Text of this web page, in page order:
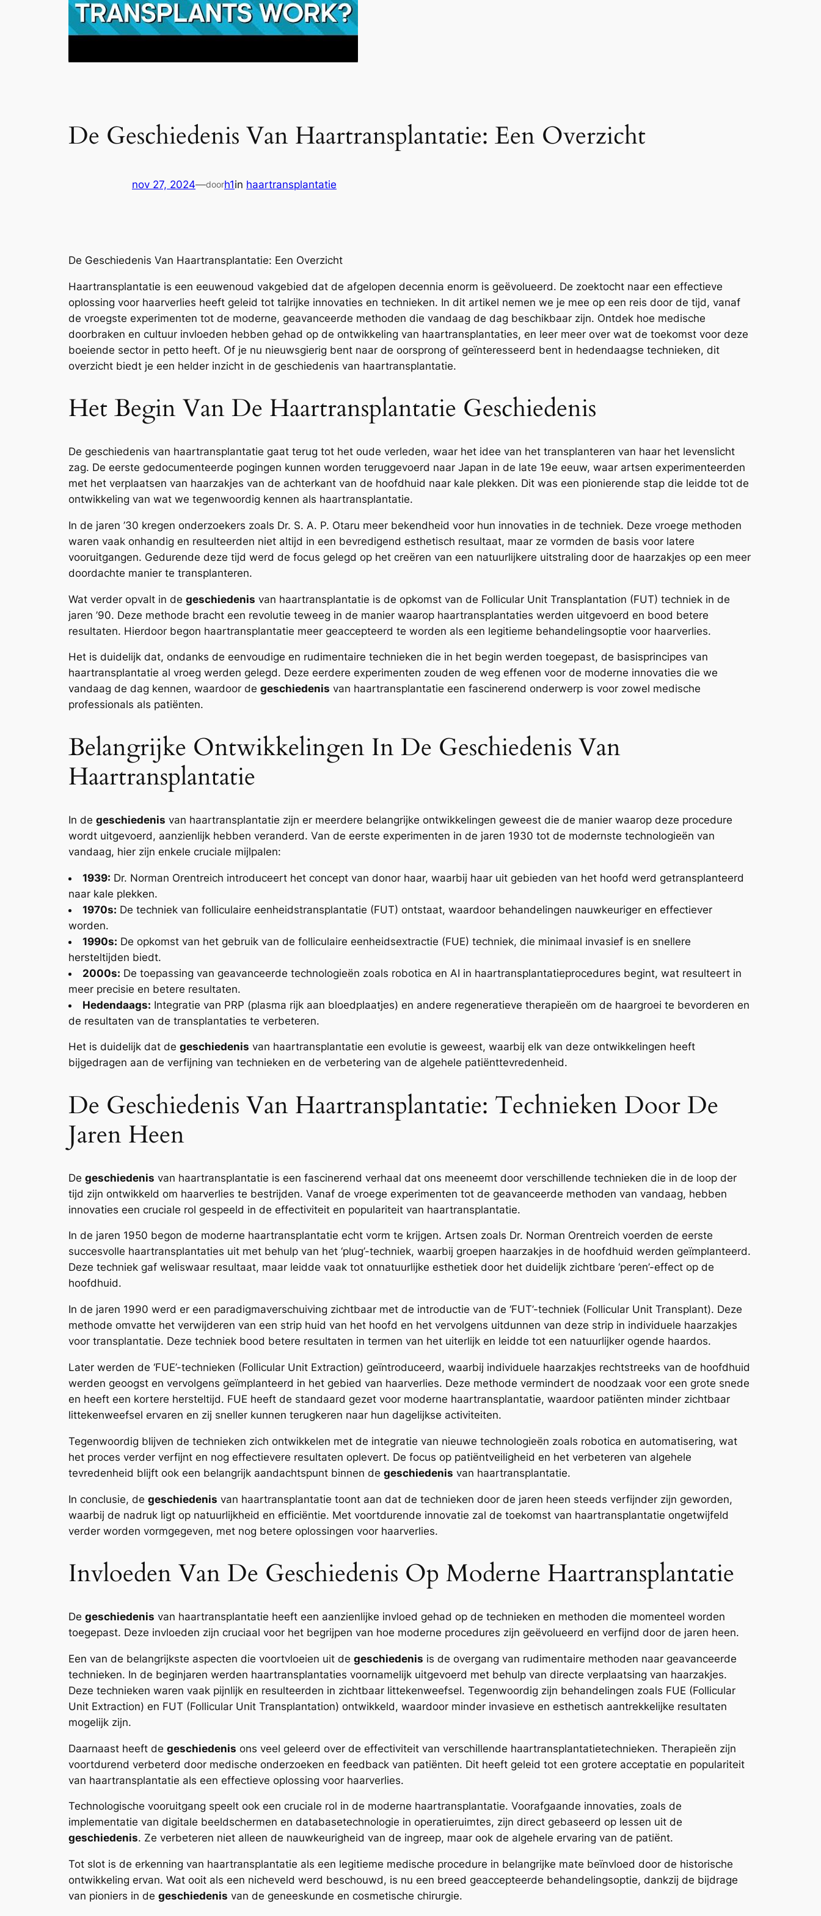
De Geschiedenis Van Haartransplantatie: Een Overzicht
nov 27, 2024—doorh1in haartransplantatie
De Geschiedenis Van Haartransplantatie: Een Overzicht
Haartransplantatie is een eeuwenoud vakgebied dat de afgelopen decennia enorm is geëvolueerd. De zoektocht naar een effectieve
oplossing voor haarverlies heeft geleid tot talrijke innovaties en technieken. In dit artikel nemen we je mee op een reis door de tijd, vanaf
de vroegste experimenten tot de moderne, geavanceerde methoden die vandaag de dag beschikbaar zijn. Ontdek hoe medische
doorbraken en cultuur invloeden hebben gehad op de ontwikkeling van haartransplantaties, en leer meer over wat de toekomst voor deze
boeiende sector in petto heeft. Of je nu nieuwsgierig bent naar de oorsprong of geïnteresseerd bent in hedendaagse technieken, dit
overzicht biedt je een helder inzicht in de geschiedenis van haartransplantatie.
Het Begin Van De Haartransplantatie Geschiedenis
De geschiedenis van haartransplantatie gaat terug tot het oude verleden, waar het idee van het transplanteren van haar het levenslicht
zag. De eerste gedocumenteerde pogingen kunnen worden teruggevoerd naar Japan in de late 19e eeuw, waar artsen experimenteerden
met het verplaatsen van haarzakjes van de achterkant van de hoofdhuid naar kale plekken. Dit was een pionierende stap die leidde tot de
ontwikkeling van wat we tegenwoordig kennen als haartransplantatie.
In de jaren ’30 kregen onderzoekers zoals Dr. S. A. P. Otaru meer bekendheid voor hun innovaties in de techniek. Deze vroege methoden
waren vaak onhandig en resulteerden niet altijd in een bevredigend esthetisch resultaat, maar ze vormden de basis voor latere
vooruitgangen. Gedurende deze tijd werd de focus gelegd op het creëren van een natuurlijkere uitstraling door de haarzakjes op een meer
doordachte manier te transplanteren.
Wat verder opvalt in de geschiedenis van haartransplantatie is de opkomst van de Follicular Unit Transplantation (FUT) techniek in de
jaren ’90. Deze methode bracht een revolutie teweeg in de manier waarop haartransplantaties werden uitgevoerd en bood betere
resultaten. Hierdoor begon haartransplantatie meer geaccepteerd te worden als een legitieme behandelingsoptie voor haarverlies.
Het is duidelijk dat, ondanks de eenvoudige en rudimentaire technieken die in het begin werden toegepast, de basisprincipes van
haartransplantatie al vroeg werden gelegd. Deze eerdere experimenten zouden de weg effenen voor de moderne innovaties die we
vandaag de dag kennen, waardoor de geschiedenis van haartransplantatie een fascinerend onderwerp is voor zowel medische
professionals als patiënten.
Belangrijke Ontwikkelingen In De Geschiedenis Van
Haartransplantatie
In de geschiedenis van haartransplantatie zijn er meerdere belangrijke ontwikkelingen geweest die de manier waarop deze procedure
wordt uitgevoerd, aanzienlijk hebben veranderd. Van de eerste experimenten in de jaren 1930 tot de modernste technologieën van
vandaag, hier zijn enkele cruciale mijlpalen:
1939: Dr. Norman Orentreich introduceert het concept van donor haar, waarbij haar uit gebieden van het hoofd werd getransplanteerd
naar kale plekken.
1970s: De techniek van folliculaire eenheidstransplantatie (FUT) ontstaat, waardoor behandelingen nauwkeuriger en effectiever
worden.
1990s: De opkomst van het gebruik van de folliculaire eenheidsextractie (FUE) techniek, die minimaal invasief is en snellere
hersteltijden biedt.
2000s: De toepassing van geavanceerde technologieën zoals robotica en AI in haartransplantatieprocedures begint, wat resulteert in
meer precisie en betere resultaten.
Hedendaags: Integratie van PRP (plasma rijk aan bloedplaatjes) en andere regeneratieve therapieën om de haargroei te bevorderen en
de resultaten van de transplantaties te verbeteren.
Het is duidelijk dat de geschiedenis van haartransplantatie een evolutie is geweest, waarbij elk van deze ontwikkelingen heeft
bijgedragen aan de verfijning van technieken en de verbetering van de algehele patiënttevredenheid.
De Geschiedenis Van Haartransplantatie: Technieken Door De
Jaren Heen
De geschiedenis van haartransplantatie is een fascinerend verhaal dat ons meeneemt door verschillende technieken die in de loop der
tijd zijn ontwikkeld om haarverlies te bestrijden. Vanaf de vroege experimenten tot de geavanceerde methoden van vandaag, hebben
innovaties een cruciale rol gespeeld in de effectiviteit en populariteit van haartransplantatie.
In de jaren 1950 begon de moderne haartransplantatie echt vorm te krijgen. Artsen zoals Dr. Norman Orentreich voerden de eerste
succesvolle haartransplantaties uit met behulp van het ‘plug’-techniek, waarbij groepen haarzakjes in de hoofdhuid werden geïmplanteerd.
Deze techniek gaf weliswaar resultaat, maar leidde vaak tot onnatuurlijke esthetiek door het duidelijk zichtbare ‘peren’-effect op de
hoofdhuid.
In de jaren 1990 werd er een paradigmaverschuiving zichtbaar met de introductie van de ‘FUT’-techniek (Follicular Unit Transplant). Deze
methode omvatte het verwijderen van een strip huid van het hoofd en het vervolgens uitdunnen van deze strip in individuele haarzakjes
voor transplantatie. Deze techniek bood betere resultaten in termen van het uiterlijk en leidde tot een natuurlijker ogende haardos.
Later werden de ‘FUE’-technieken (Follicular Unit Extraction) geïntroduceerd, waarbij individuele haarzakjes rechtstreeks van de hoofdhuid
werden geoogst en vervolgens geïmplanteerd in het gebied van haarverlies. Deze methode vermindert de noodzaak voor een grote snede
en heeft een kortere hersteltijd. FUE heeft de standaard gezet voor moderne haartransplantatie, waardoor patiënten minder zichtbaar
littekenweefsel ervaren en zij sneller kunnen terugkeren naar hun dagelijkse activiteiten.
Tegenwoordig blijven de technieken zich ontwikkelen met de integratie van nieuwe technologieën zoals robotica en automatisering, wat
het proces verder verfijnt en nog effectievere resultaten oplevert. De focus op patiëntveiligheid en het verbeteren van algehele
tevredenheid blijft ook een belangrijk aandachtspunt binnen de geschiedenis van haartransplantatie.
In conclusie, de geschiedenis van haartransplantatie toont aan dat de technieken door de jaren heen steeds verfijnder zijn geworden,
waarbij de nadruk ligt op natuurlijkheid en efficiëntie. Met voortdurende innovatie zal de toekomst van haartransplantatie ongetwijfeld
verder worden vormgegeven, met nog betere oplossingen voor haarverlies.
Invloeden Van De Geschiedenis Op Moderne Haartransplantatie
De geschiedenis van haartransplantatie heeft een aanzienlijke invloed gehad op de technieken en methoden die momenteel worden
toegepast. Deze invloeden zijn cruciaal voor het begrijpen van hoe moderne procedures zijn geëvolueerd en verfijnd door de jaren heen.
Een van de belangrijkste aspecten die voortvloeien uit de geschiedenis is de overgang van rudimentaire methoden naar geavanceerde
technieken. In de beginjaren werden haartransplantaties voornamelijk uitgevoerd met behulp van directe verplaatsing van haarzakjes.
Deze technieken waren vaak pijnlijk en resulteerden in zichtbaar littekenweefsel. Tegenwoordig zijn behandelingen zoals FUE (Follicular
Unit Extraction) en FUT (Follicular Unit Transplantation) ontwikkeld, waardoor minder invasieve en esthetisch aantrekkelijke resultaten
mogelijk zijn.
Daarnaast heeft de geschiedenis ons veel geleerd over de effectiviteit van verschillende haartransplantatietechnieken. Therapieën zijn
voortdurend verbeterd door medische onderzoeken en feedback van patiënten. Dit heeft geleid tot een grotere acceptatie en populariteit
van haartransplantatie als een effectieve oplossing voor haarverlies.
Technologische vooruitgang speelt ook een cruciale rol in de moderne haartransplantatie. Voorafgaande innovaties, zoals de
implementatie van digitale beeldschermen en databasetechnologie in operatieruimtes, zijn direct gebaseerd op lessen uit de
geschiedenis. Ze verbeteren niet alleen de nauwkeurigheid van de ingreep, maar ook de algehele ervaring van de patiënt.
Tot slot is de erkenning van haartransplantatie als een legitieme medische procedure in belangrijke mate beïnvloed door de historische
ontwikkeling ervan. Wat ooit als een nicheveld werd beschouwd, is nu een breed geaccepteerde behandelingsoptie, dankzij de bijdrage
van pioniers in de geschiedenis van de geneeskunde en cosmetische chirurgie.